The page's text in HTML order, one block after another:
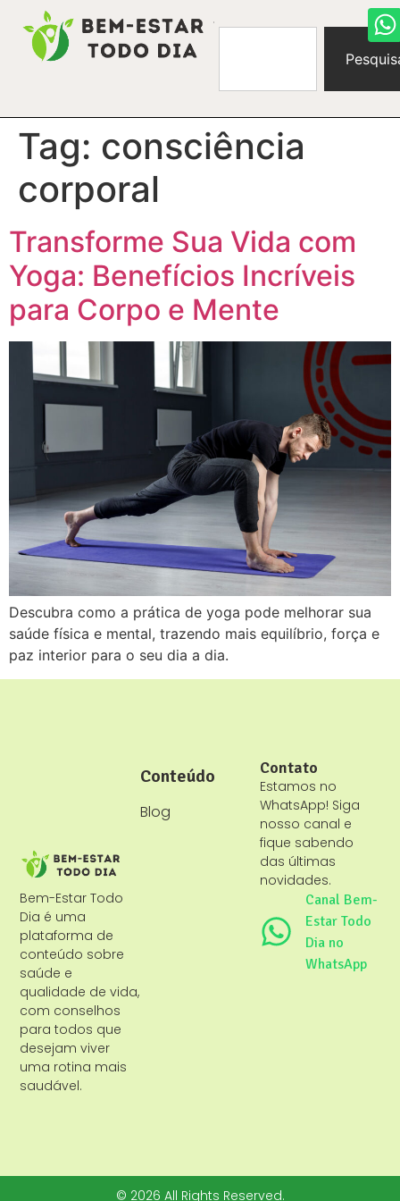
Tag: consciência
corporal
Transforme Sua Vida com
Yoga: Benefícios Incríveis
para Corpo e Mente
Descubra como a prática de yoga pode melhorar sua
saúde física e mental, trazendo mais equilíbrio, força e
paz interior para o seu dia a dia.
Bem-Estar Todo
Dia é uma
plataforma de
conteúdo sobre
saúde e
qualidade de vida,
com conselhos
para todos que
desejam viver
uma rotina mais
saudável.
Conteúdo
Blog
Contato
Estamos no
WhatsApp! Siga
nosso canal e
fique sabendo
das últimas
novidades.
Canal Bem-
Estar Todo
Dia no
WhatsApp
© 2026 All Rights Reserved.